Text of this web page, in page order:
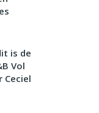
is de
Vol
Ceciel